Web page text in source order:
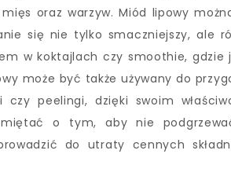
oraz warzyw. Miód lipowy
się nie tylko smaczniejszy, ale
w koktajlach czy smoothie, gdzie
może być także używany do
peelingi, dzięki swoim
o tym, aby nie
do utraty cennych